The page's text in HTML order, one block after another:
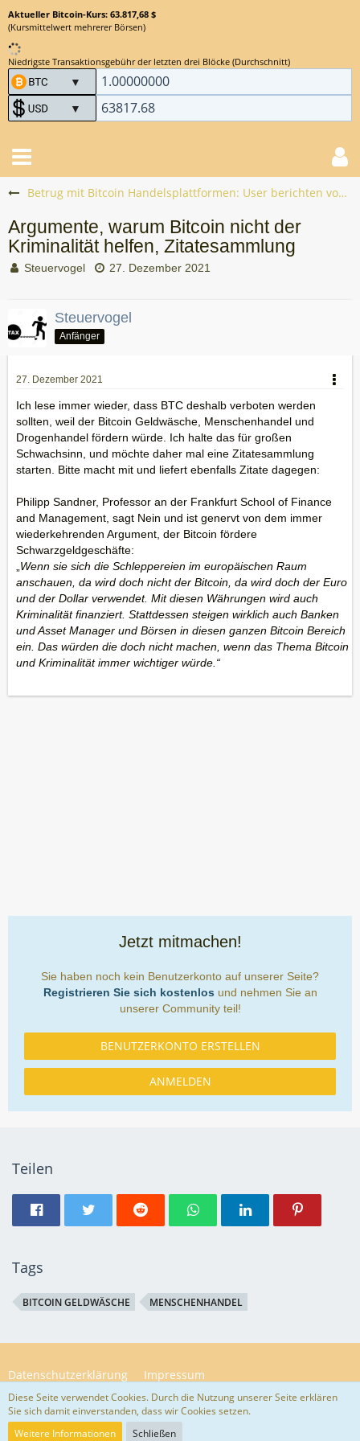
Aktueller Bitcoin-Kurs: 63.817,68 $
(Kursmittelwert mehrerer Börsen)
Niedrigste Transaktionsgebühr der letzten drei Blöcke (Durchschnitt)
Betrug mit Bitcoin Handelsplattformen: User berichten vom Bitcoin Scam
Argumente, warum Bitcoin nicht der
Kriminalität helfen, Zitatesammlung
Steuervogel 27. Dezember 2021
Steuervogel
Anfänger
27. Dezember 2021
Ich lese immer wieder, dass BTC deshalb verboten werden
sollten, weil der Bitcoin Geldwäsche, Menschenhandel und
Drogenhandel fördern würde. Ich halte das für großen
Schwachsinn, und möchte daher mal eine Zitatesammlung
starten. Bitte macht mit und liefert ebenfalls Zitate dagegen:
Philipp Sandner, Professor an der Frankfurt School of Finance
and Management, sagt Nein und ist genervt von dem immer
wiederkehrenden Argument, der Bitcoin fördere
Schwarzgeldgeschäfte:
Wenn sie sich die Schleppereien im europäischen Raum
anschauen, da wird doch nicht der Bitcoin, da wird doch der Euro
und der Dollar verwendet. Mit diesen Währungen wird auch
Kriminalität finanziert. Stattdessen steigen wirklich auch Banken
und Asset Manager und Börsen in diesen ganzen Bitcoin Bereich
ein. Das würden die doch nicht machen, wenn das Thema Bitcoin
und Kriminalität immer wichtiger würde.“
Jetzt mitmachen!
Sie haben noch kein Benutzerkonto auf unserer Seite?
Registrieren Sie sich kostenlos und nehmen Sie an
unserer Community teil!
BENUTZERKONTO ERSTELLEN
ANMELDEN
Teilen
Tags
BITCOIN GELDWÄSCHE MENSCHENHANDEL
Datenschutzerklärung Impressum
Community-Software:
Diese Seite verwendet Cookies. Durch die Nutzung unserer Seite erklären
Sie sich damit einverstanden, dass wir Cookies setzen.
Weitere Informationen
Schließen